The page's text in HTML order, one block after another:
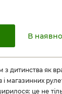
дитинства як
і магазинних
це не
В